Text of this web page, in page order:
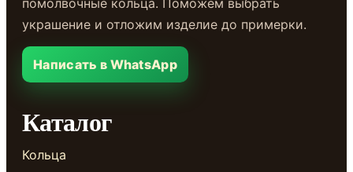
помолвочные кольца. Поможем выбрать
украшение и отложим изделие до примерки.
Написать в WhatsApp
Каталог
Кольца